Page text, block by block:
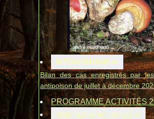
INTOXICATIONS
Bilan des cas enregistrés par
antipoison de juillet à décembre
PROGRAMME ACTIVITÉS
SORTIES et ACTIVITÉS